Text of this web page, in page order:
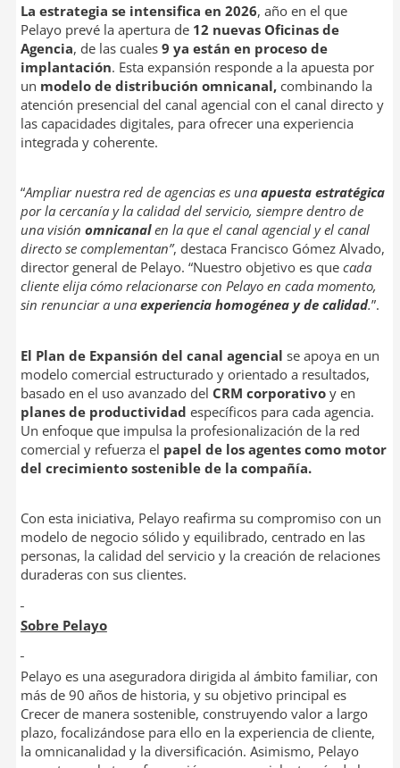
La estrategia se intensifica en 2026, año en el que
Pelayo prevé la apertura de 12 nuevas Oficinas de
Agencia, de las cuales 9 ya están en proceso de
implantación. Esta expansión responde a la apuesta por
un modelo de distribución omnicanal,combinando la
atención presencial del canal agencial con el canal directo y
las capacidades digitales, para ofrecer una experiencia
integrada y coherente.
“Ampliar nuestra red de agencias es una apuesta estratégica
por la cercanía y la calidad del servicio, siempre dentro de
una visión omnicanalen la que el canal agencial y el canal
directo se complementan”, destaca Francisco Gómez Alvado,
director general de Pelayo. “Nuestro objetivo es quecada
cliente elija cómo relacionarse con Pelayo en cada momento,
sin renunciar a una experiencia homogénea y de calidad.”.
El Plan de Expansión del canal agencial se apoya en un
modelo comercial estructurado y orientado a resultados,
basado en el uso avanzado del CRM corporativoy en
planes de productividad específicos para cada agencia.
Un enfoque que impulsa la profesionalización de la red
comercial y refuerza el papel de los agentes como motor
del crecimiento sostenible de la compañía.
Con esta iniciativa, Pelayo reafirma su compromiso con un
modelo de negocio sólido y equilibrado, centrado en las
personas, la calidad del servicio y la creación de relaciones
duraderas con sus clientes.
Sobre Pelayo
Pelayo es una aseguradora dirigida al ámbito familiar, con
más de 90 años de historia, y su objetivo principal es
Crecer de manera sostenible, construyendo valor a largo
plazo, focalizándose para ello en la experiencia de cliente,
la omnicanalidad y la diversificación. Asimismo, Pelayo